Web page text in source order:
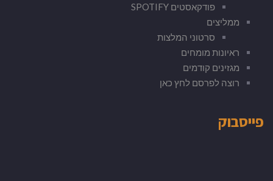
פודקאסטים SPOTIFY
ממליצים
סרטוני המלצות
ראיונות מומחים
מגזינים קודמים
רוצה לפרסם לחץ כאן
פייסבוק